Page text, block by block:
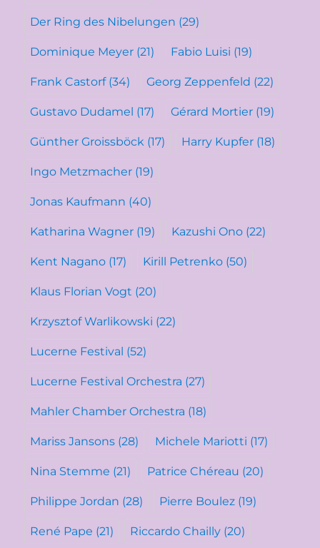
Der Ring des Nibelungen (29)
Dominique Meyer (21) Fabio Luisi (19)
Frank Castorf(34) Georg Zeppenfeld (22)
Gustavo Dudamel (17) Gérard Mortier (19)
Günther Groissböck (17) Harry Kupfer (18)
Ingo Metzmacher (19)
Jonas Kaufmann (40)
Katharina Wagner (19) Kazushi Ono (22)
Kent Nagano (17) Kirill Petrenko (50)
Klaus Florian Vogt (20)
Krzysztof Warlikowski (22)
Lucerne Festival (52)
Lucerne Festival Orchestra (27)
Mahler Chamber Orchestra (18)
Mariss Jansons (28) Michele Mariotti (17)
Nina Stemme (21) Patrice Chéreau (20)
Philippe Jordan (28) Pierre Boulez (19)
René Pape (21) Riccardo Chailly (20)